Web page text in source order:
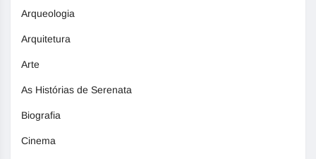
Arqueologia
Arquitetura
Arte
As Histórias de Serenata
Biografia
Cinema